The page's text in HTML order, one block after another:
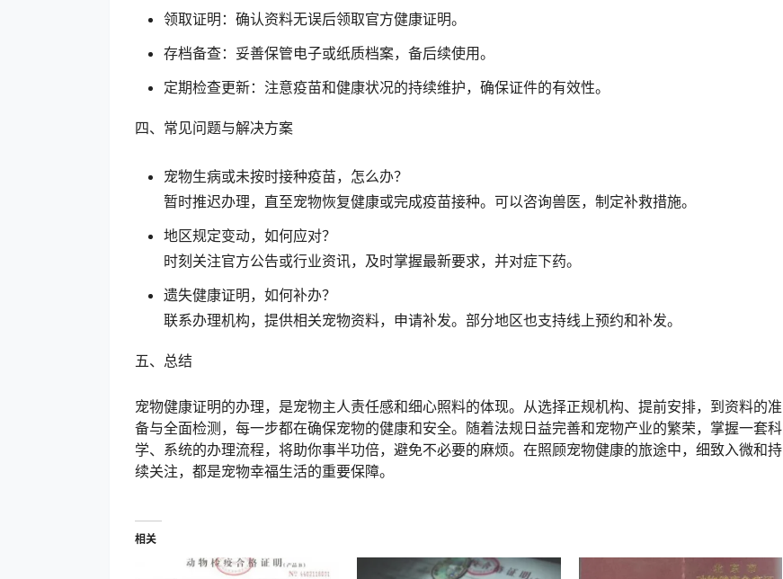
领取证明：确认资料无误后领取官方健康证明。
存档备查：妥善保管电子或纸质档案，备后续使用。
定期检查更新：注意疫苗和健康状况的持续维护，确保证件的有效性。
四、常见问题与解决方案
宠物生病或未按时接种疫苗，怎么办？
暂时推迟办理，直至宠物恢复健康或完成疫苗接种。可以咨询兽医，制定补救措施。
地区规定变动，如何应对？
时刻关注官方公告或行业资讯，及时掌握最新要求，并对症下药。
遗失健康证明，如何补办？
联系办理机构，提供相关宠物资料，申请补发。部分地区也支持线上预约和补发。
五、总结
宠物健康证明的办理，是宠物主人责任感和细心照料的体现。从选择正规机构、提前安排，到资料的准
备与全面检测，每一步都在确保宠物的健康和安全。随着法规日益完善和宠物产业的繁荣，掌握一套科
学、系统的办理流程，将助你事半功倍，避免不必要的麻烦。在照顾宠物健康的旅途中，细致入微和持
续关注，都是宠物幸福生活的重要保障。
相关